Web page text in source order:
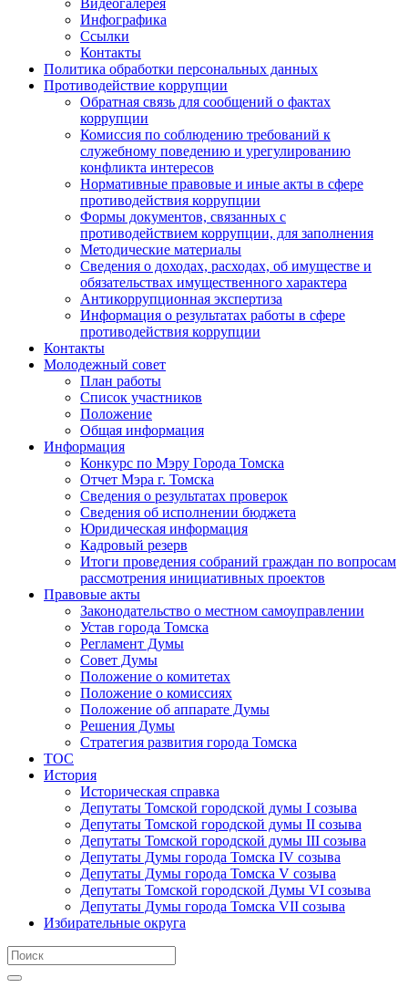
Инфографика
Ссылки
Контакты
Политика обработки персональных данных
Прoтивoдeйствие кoрpупции
Обратная связь для сообщений о фактах
коррупции
Комиссия по соблюдению требований к
служебному поведению и урегулированию
конфликта интересов
Нормативные правовые и иные акты в сфере
противодействия коррупции
Формы документов, связанных с
противодействием коррупции, для заполнения
Методические материалы
Сведения о доходах, расходах, об имуществе и
обязательствах имущественного характера
Антикоррупционная экспертиза
Информация о результатах работы в сфере
противодействия коррупции
Контакты
Молодежный совет
План работы
Список участников
Положение
Общая информация
Информация
Конкурс по Мэру Города Томска
Отчет Мэра г. Томска
Сведения о результатах проверок
Сведения об исполнении бюджета
Юридическая информация
Кадровый резерв
Итоги проведения собраний граждан по вопросам
рассмотрения инициативных проектов
Правовые акты
Законодательство о местном самоуправлении
Устав города Томска
Регламент Думы
Совет Думы
Положение о комитетах
Положение о комиссиях
Положение об аппарате Думы
Решения Думы
Стратегия развития города Томска
ТОС
История
Историческая справка
Депутаты Томской городской думы I созыва
Депутаты Томской городской думы II созыва
Депутаты Томской городской думы III созыва
Депутаты Думы города Томска IV созыва
Депутаты Думы города Томска V созыва
Депутаты Томской городской Думы VI созыва
Депутаты Думы города Томска VII созыва
Избирательные округа